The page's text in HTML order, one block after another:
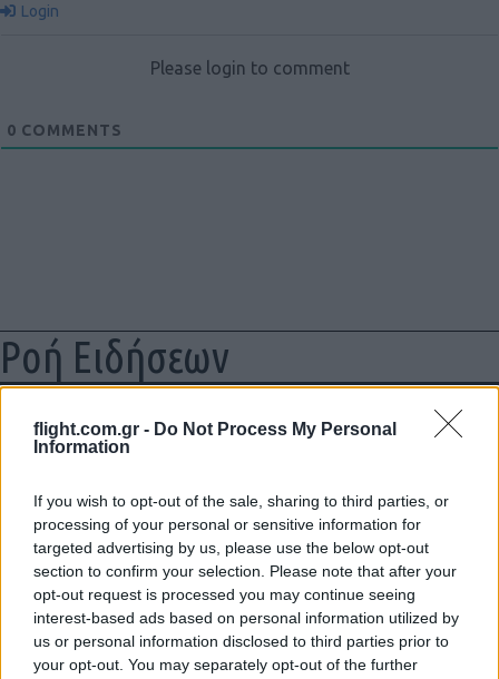
flight.com.gr - Do Not Process My Personal
Information
If you wish to opt-out of the sale, sharing to third parties, or
processing of your personal or sensitive information for
targeted advertising by us, please use the below opt-out
section to confirm your selection. Please note that after your
opt-out request is processed you may continue seeing
interest-based ads based on personal information utilized by
us or personal information disclosed to third parties prior to
your opt-out. You may separately opt-out of the further
Ροή Ειδήσεων
εφαρμόσει το σχέδιο των ΗΠΑ για τη
Γάζα
20:59
Login
Please login to comment
0 COMMENTS